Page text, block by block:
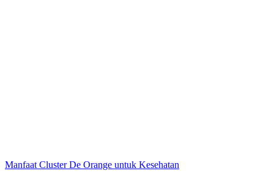
Manfaat Cluster De Orange untuk Kesehatan